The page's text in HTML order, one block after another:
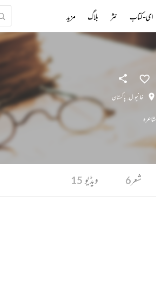
خانیوال, پاکستان
شعر6 ویڈیو 15
ای-کتاب نثر بلاگ مزید